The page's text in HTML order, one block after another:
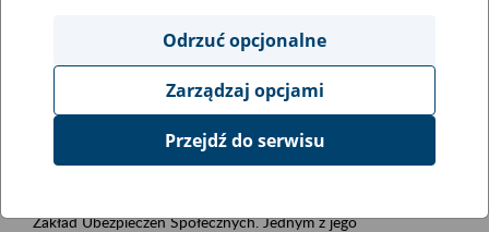
Obszar merytoryczny
obsługa klientów
Opis wydarzenia
Platforma Usług Elektronicznych ZUS eZUS
Zakład Ubezpieczeń Społecznych. Jednym z jego
Odrzuć opcjonalne
Zarządzaj opcjami
Przejdź do serwisu